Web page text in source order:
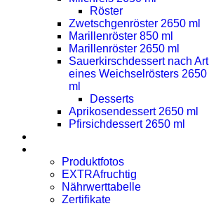
Röster
Zwetschgenröster 2650 ml
Marillenröster 850 ml
Marillenröster 2650 ml
Sauerkirschdessert nach Art
eines Weichselrösters 2650
ml
Desserts
Aprikosendessert 2650 ml
Pfirsichdessert 2650 ml
Produktfotos
EXTRAfruchtig
Nährwerttabelle
Zertifikate